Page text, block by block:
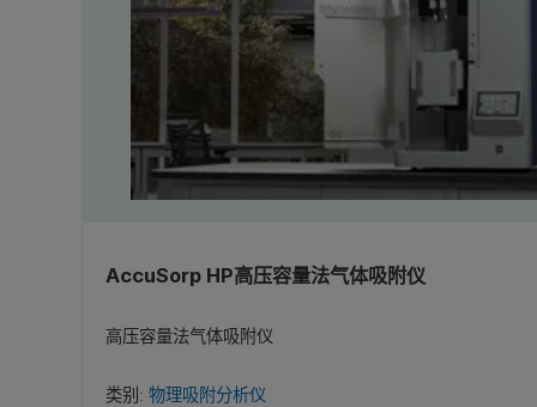
AccuSorp HP高压容量法气体吸附仪
高压容量法气体吸附仪
类别:物理吸附分析仪